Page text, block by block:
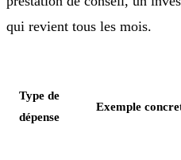
qui revient tous les mois.
Type de
dépense
Exemple